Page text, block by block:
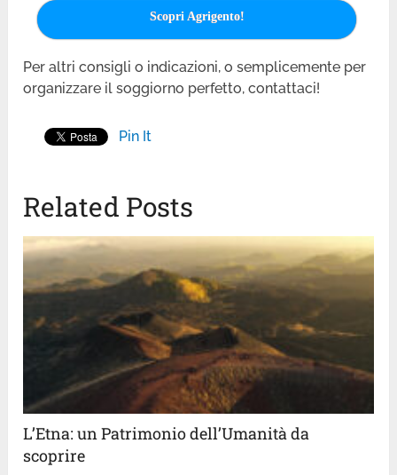
Scopri Agrigento!
Per altri consigli o indicazioni, o semplicemente per
organizzare il soggiorno perfetto, contattaci!
Pin It
Related Posts
L’Etna: un Patrimonio dell’Umanità da
scoprire